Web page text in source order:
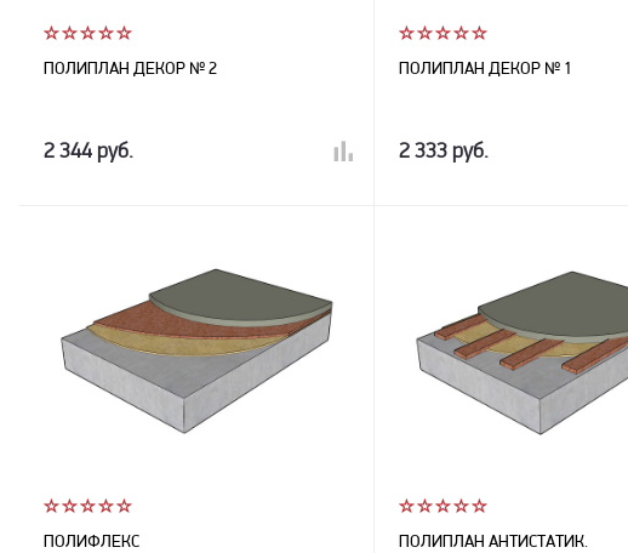
ПОЛИПЛАН ДЕКОР № 2
2 344 руб.
ПОЛИПЛАН ДЕКОР № 1
2 333 руб.
ПОЛИФЛЕКС ПОЛИПЛАН АНТИСТАТИК.